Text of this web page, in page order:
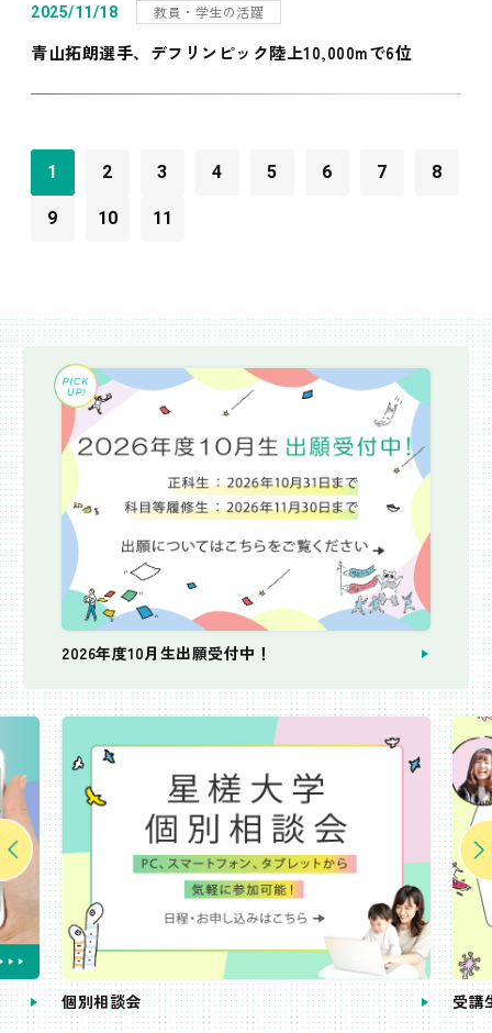
2025/11/18 教員・学生の活躍
青山拓朗選手、デフリンピック陸上10,000mで6位
1 2 3 4 5 6 7 8
9 10 11
2026年度10月生出願受付中！
個別相談会 受講